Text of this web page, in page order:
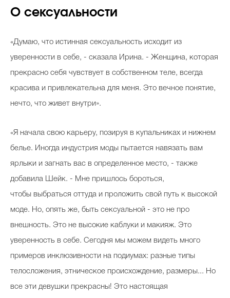
О сексуальности
«Думаю, что истинная сексуальность исходит из
уверенности в себе, - сказала Ирина. - Женщина, которая
прекрасно себя чувствует в собственном теле, всегда
красива и привлекательна для меня. Это вечное понятие,
нечто, что живет внутри».
«Я начала свою карьеру, позируя в купальниках и нижнем
белье. Иногда индустрия моды пытается навязать вам
ярлыки и загнать вас в определенное место, - также
добавила Шейк. - Мне пришлось бороться,
чтобы выбраться оттуда и проложить свой путь к высокой
моде. Но, опять же, быть сексуальной - это не про
внешность. Это не высокие каблуки и макияж. Это
уверенность в себе. Сегодня мы можем видеть много
примеров инклюзивности на подиумах: разные типы
телосложения, этническое происхождение, размеры... Но
все эти девушки прекрасны! Это настоящая